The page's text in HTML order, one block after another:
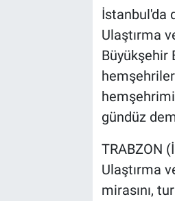
İstanbul'da
Ulaştırma
Büyükşehir
gündüz
TRABZON
Ulaştırma
mirasını,